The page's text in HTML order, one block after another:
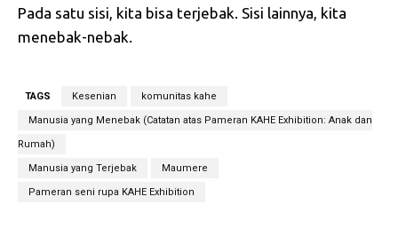
Pada satu sisi, kita bisa terjebak. Sisi lainnya, kita
menebak-nebak.
TAGS Kesenian komunitas kahe
Manusia yang Menebak (Catatan atas Pameran KAHE Exhibition: Anak dan
Rumah)
Manusia yang Terjebak Maumere
Pameran seni rupa KAHE Exhibition